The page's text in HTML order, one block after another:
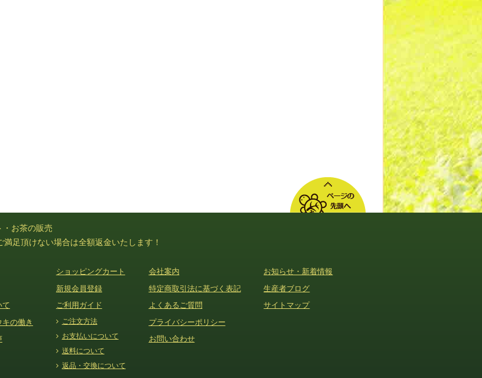
お茶の販売
足頂けない場合は全額返金いたします！
て
の働き
ショッピングカート
新規会員登録
ご利用ガイド
ご注文方法
お支払いについて
送料について
返品・交換について
会社案内
特定商取引法に基づく表記
よくあるご質問
プライバシーポリシー
お問い合わせ
お知らせ・新着情報
生産者ブログ
サイトマップ